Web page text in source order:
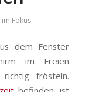
Fokus
dem Fenster
im Freien
frösteln.